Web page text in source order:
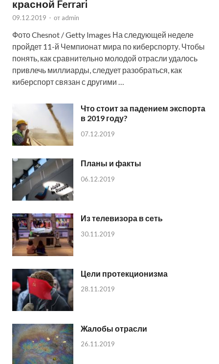
красной Ferrari
09.12.2019 - от admin
Фото Chesnot / Getty Images На следующей неделе
пройдет 11-й Чемпионат мира по киберспорту. Чтобы
понять, как сравнительно молодой отрасли удалось
привлечь миллиарды, следует разобраться, как
киберспорт связан с другими …
Что стоит за падением экспорта
в 2019 году?
07.12.2019
Планы и факты
06.12.2019
Из телевизора в сеть
30.11.2019
Цели протекционизма
28.11.2019
Жалобы отрасли
26.11.2019